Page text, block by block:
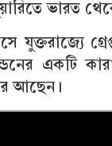
ভারত
যুক্তরাজ্যে
একটি
আছেন।